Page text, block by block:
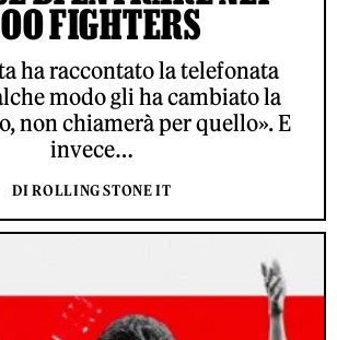
FIGHTERS
ha raccontato la telefonata
modo gli ha cambiato la
non chiamerà per quello». E
invece…
DI ROLLING STONE IT